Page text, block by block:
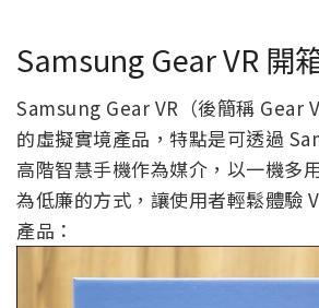
Samsung Gear VR 開
Samsung Gear VR（後簡稱 Gear
的虛擬實境產品，特點是可透過
高階智慧手機作為媒介，以一機多
為低廉的方式，讓使用者輕鬆體驗
產品：